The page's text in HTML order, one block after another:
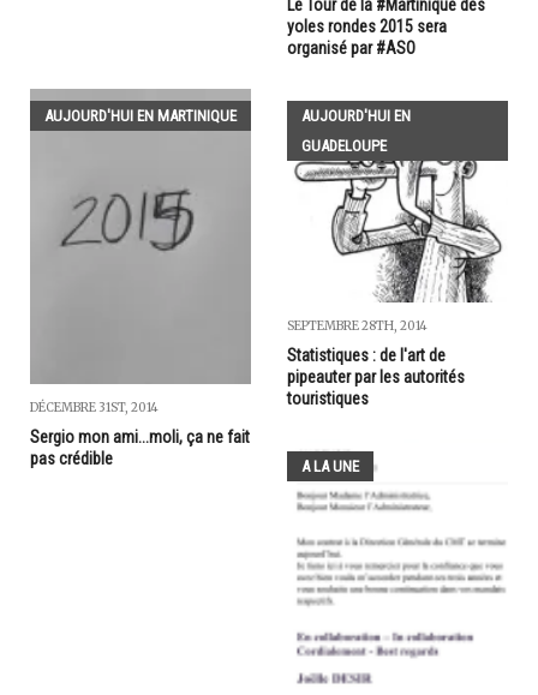
Le Tour de la #Martinique des
yoles rondes 2015 sera
organisé par #ASO
AUJOURD'HUI EN MARTINIQUE
DÉCEMBRE 31ST, 2014
Sergio mon ami...moli, ça ne fait
pas crédible
AUJOURD'HUI EN
GUADELOUPE
SEPTEMBRE 28TH, 2014
Statistiques : de l'art de
pipeauter par les autorités
touristiques
A LA UNE